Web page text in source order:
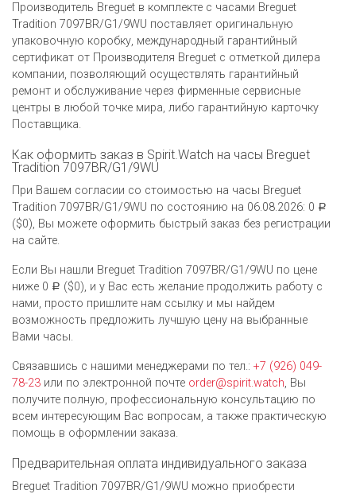
Производитель Breguet в комплекте с часами Breguet
Tradition 7097BR/G1/9WU поставляет оригинальную
упаковочную коробку, международный гарантийный
сертификат от Производителя Breguet c отметкой дилера
компании, позволяющий осуществлять гарантийный
ремонт и обслуживание через фирменные сервисные
центры в любой точке мира, либо гарантийную карточку
Поставщика.
Как оформить заказ в Spirit.Watch на часы Breguet
Tradition 7097BR/G1/9WU
При Вашем согласии со стоимостью на часы Breguet
Tradition 7097BR/G1/9WU по состоянию на 06.08.2026: 0 Р
($0), Вы можете оформить быстрый заказ без регистрации
на сайте.
Если Вы нашли Breguet Tradition 7097BR/G1/9WU по цене
ниже 0 Р ($0), и у Вас есть желание продолжить работу с
нами, просто пришлите нам ссылку и мы найдем
возможность предложить лучшую цену на выбранные
Вами часы.
Связавшись с нашими менеджерами по тел.: +7 (926) 049-
78-23 или по электронной почте order@spirit.watch, Вы
получите полную, профессиональную консультацию по
всем интересующим Вас вопросам, а также практическую
помощь в оформлении заказа.
Предварительная оплата индивидуального заказа
Breguet Tradition 7097BR/G1/9WU можно приобрести